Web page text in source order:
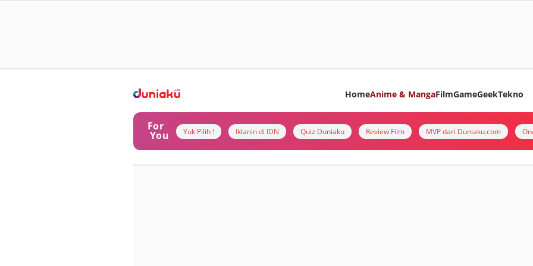
HomeAnime & MangaFilmGameGeekTekno
For
You Yuk Pilih ! Iklanin di IDN Quiz Duniaku Review Film MVP dari Duniaku.com